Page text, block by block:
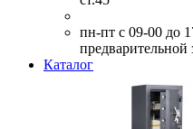
пн-пт с 09-00 до
предварительной
Каталог